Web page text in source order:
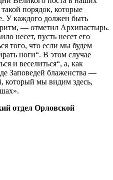
порядок, которые
У каждого должен быть
— отметил Архипастырь.
несет, пусть несет его
того, что если мы будем
ноги“. В этом случае
и веселиться“, а, как
Заповедей блаженства —
который мы видим здесь,
отдел Орловской